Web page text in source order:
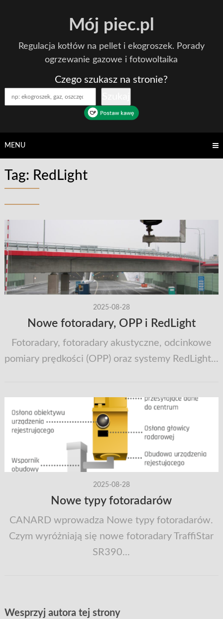
Mój piec.pl
Regulacja kotłów na pellet i ekogroszek. Porady
ogrzewanie gazowe i fotowoltaika
Czego szukasz na stronie?
MENU
Tag: RedLight
2025-08-28
Nowe fotoradary, OPP i RedLight
Fotoradary, fotoradary akustyczne, odcinkowe
pomiary prędkości (OPP) oraz systemy RedLight...
2025-08-28
Nowe typy fotoradarów
CANARD wprowadza Nowe typy fotoradarów.
Czym wyróżniają się nowe fotoradary TraffiStar
SR390...
Wesprzyj autora tej strony